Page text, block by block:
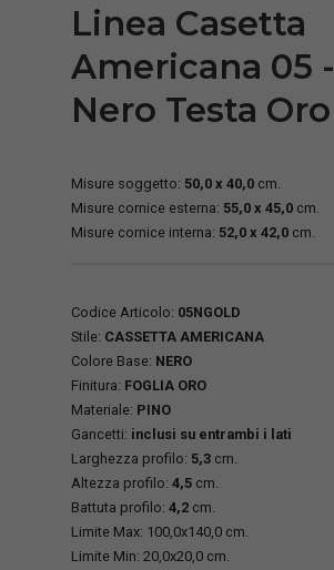
Linea Casetta
Americana 05 -
Nero Testa Oro
Misure soggetto: 50,0 x 40,0 cm.
Misure cornice esterna: 55,0 x 45,0 cm.
Misure cornice interna: 52,0 x 42,0 cm.
Codice Articolo: 05NGOLD
Stile: CASSETTA AMERICANA
Colore Base: NERO
Finitura: FOGLIA ORO
Materiale: PINO
Gancetti: inclusi su entrambi i lati
Larghezza profilo: 5,3 cm.
Altezza profilo: 4,5 cm.
Battuta profilo: 4,2 cm.
Limite Max: 100,0x140,0 cm.
Limite Min: 20,0x20,0 cm.